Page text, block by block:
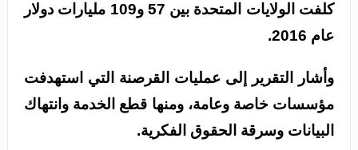
كلفت الولايات المتحدة بين 57 و109 مليارات دولار
عام 2016.
وأشار التقرير إلى عمليات القرصنة التي استهدفت
مؤسسات خاصة وعامة، ومنها قطع الخدمة وانتهاك
البيانات وسرقة الحقوق الفكرية.